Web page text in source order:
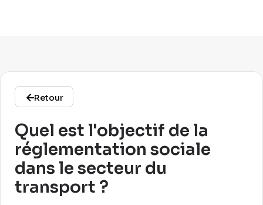
Retour
Quel est l'objectif de la
réglementation sociale
dans le secteur du
transport ?